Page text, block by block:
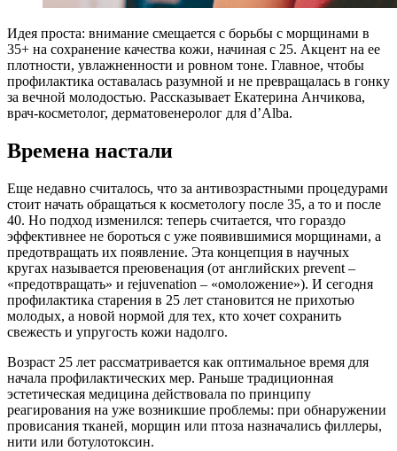
Идея проста: внимание смещается с борьбы с морщинами в
35+ на сохранение качества кожи, начиная с 25. Акцент на ее
плотности, увлажненности и ровном тоне. Главное, чтобы
профилактика оставалась разумной и не превращалась в гонку
за вечной молодостью. Рассказывает Екатерина Анчикова,
врач-косметолог, дерматовенеролог для d’Alba.
Времена настали
Еще недавно считалось, что за антивозрастными процедурами
стоит начать обращаться к косметологу после 35, а то и после
40. Но подход изменился: теперь считается, что гораздо
эффективнее не бороться с уже появившимися морщинами, а
предотвращать их появление. Эта концепция в научных
кругах называется преювенация (от английских prevent –
«предотвращать» и rejuvenation – «омоложение»). И сегодня
профилактика старения в 25 лет становится не прихотью
молодых, а новой нормой для тех, кто хочет сохранить
свежесть и упругость кожи надолго.
Возраст 25 лет рассматривается как оптимальное время для
начала профилактических мер. Раньше традиционная
эстетическая медицина действовала по принципу
реагирования на уже возникшие проблемы: при обнаружении
провисания тканей, морщин или птоза назначались филлеры,
нити или ботулотоксин.